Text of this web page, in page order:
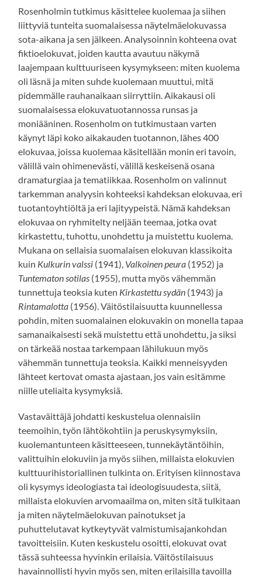
Rosenholmin tutkimus käsittelee kuolemaa ja siihen
liittyviä tunteita suomalaisessa näytelmäelokuvassa
sota-aikana ja sen jälkeen. Analysoinnin kohteena ovat
fiktioelokuvat, joiden kautta avautuu näkymä
laajempaan kulttuuriseen kysymykseen: miten kuolema
oli läsnä ja miten suhde kuolemaan muuttui, mitä
pidemmälle rauhanaikaan siirryttiin. Aikakausi oli
suomalaisessa elokuvatuotannossa runsas ja
moniääninen. Rosenholm on tutkimustaan varten
käynyt läpi koko aikakauden tuotannon, lähes 400
elokuvaa, joissa kuolemaa käsitellään monin eri tavoin,
välillä vain ohimenevästi, välillä keskeisenä osana
dramaturgiaa ja tematiikkaa. Rosenholm on valinnut
tarkemman analyysin kohteeksi kahdeksan elokuvaa, eri
tuotantoyhtiöltä ja eri lajityypeistä. Nämä kahdeksan
elokuvaa on ryhmitelty neljään teemaa, jotka ovat
kirkastettu, tuhottu, unohdettu ja muistettu kuolema.
Mukana on sellaisia suomalaisen elokuvan klassikoita
kuin Kulkurin valssi (1941), Valkoinen peura (1952) ja
Tuntematon sotilas (1955), mutta myös vähemmän
tunnettuja teoksia kuten Kirkastettu sydän (1943) ja
Rintamalotta (1956). Väitöstilaisuutta kuunnellessa
pohdin, miten suomalainen elokuvakin on monella tapaa
samanaikaisesti sekä muistettu että unohdettu, ja siksi
on tärkeää nostaa tarkempaan lähilukuun myös
vähemmän tunnettuja teoksia. Kaikki menneisyyden
lähteet kertovat omasta ajastaan, jos vain esitämme
niille uteliaita kysymyksiä.
Vastaväittäjä johdatti keskustelua olennaisiin
teemoihin, työn lähtökohtiin ja peruskysymyksiin,
kuolemantunteen käsitteeseen, tunnekäytäntöihin,
valittuihin elokuviin ja myös siihen, millaista elokuvien
kulttuurihistoriallinen tulkinta on. Erityisen kiinnostava
oli kysymys ideologiasta tai ideologisuudesta, siitä,
millaista elokuvien arvomaailma on, miten sitä tulkitaan
ja miten näytelmäelokuvan painotukset ja
puhuttelutavat kytkeytyvät valmistumisajankohdan
tavoitteisiin. Kuten keskustelu osoitti, elokuvat ovat
tässä suhteessa hyvinkin erilaisia. Väitöstilaisuus
havainnollisti hyvin myös sen, miten erilaisilla tavoilla